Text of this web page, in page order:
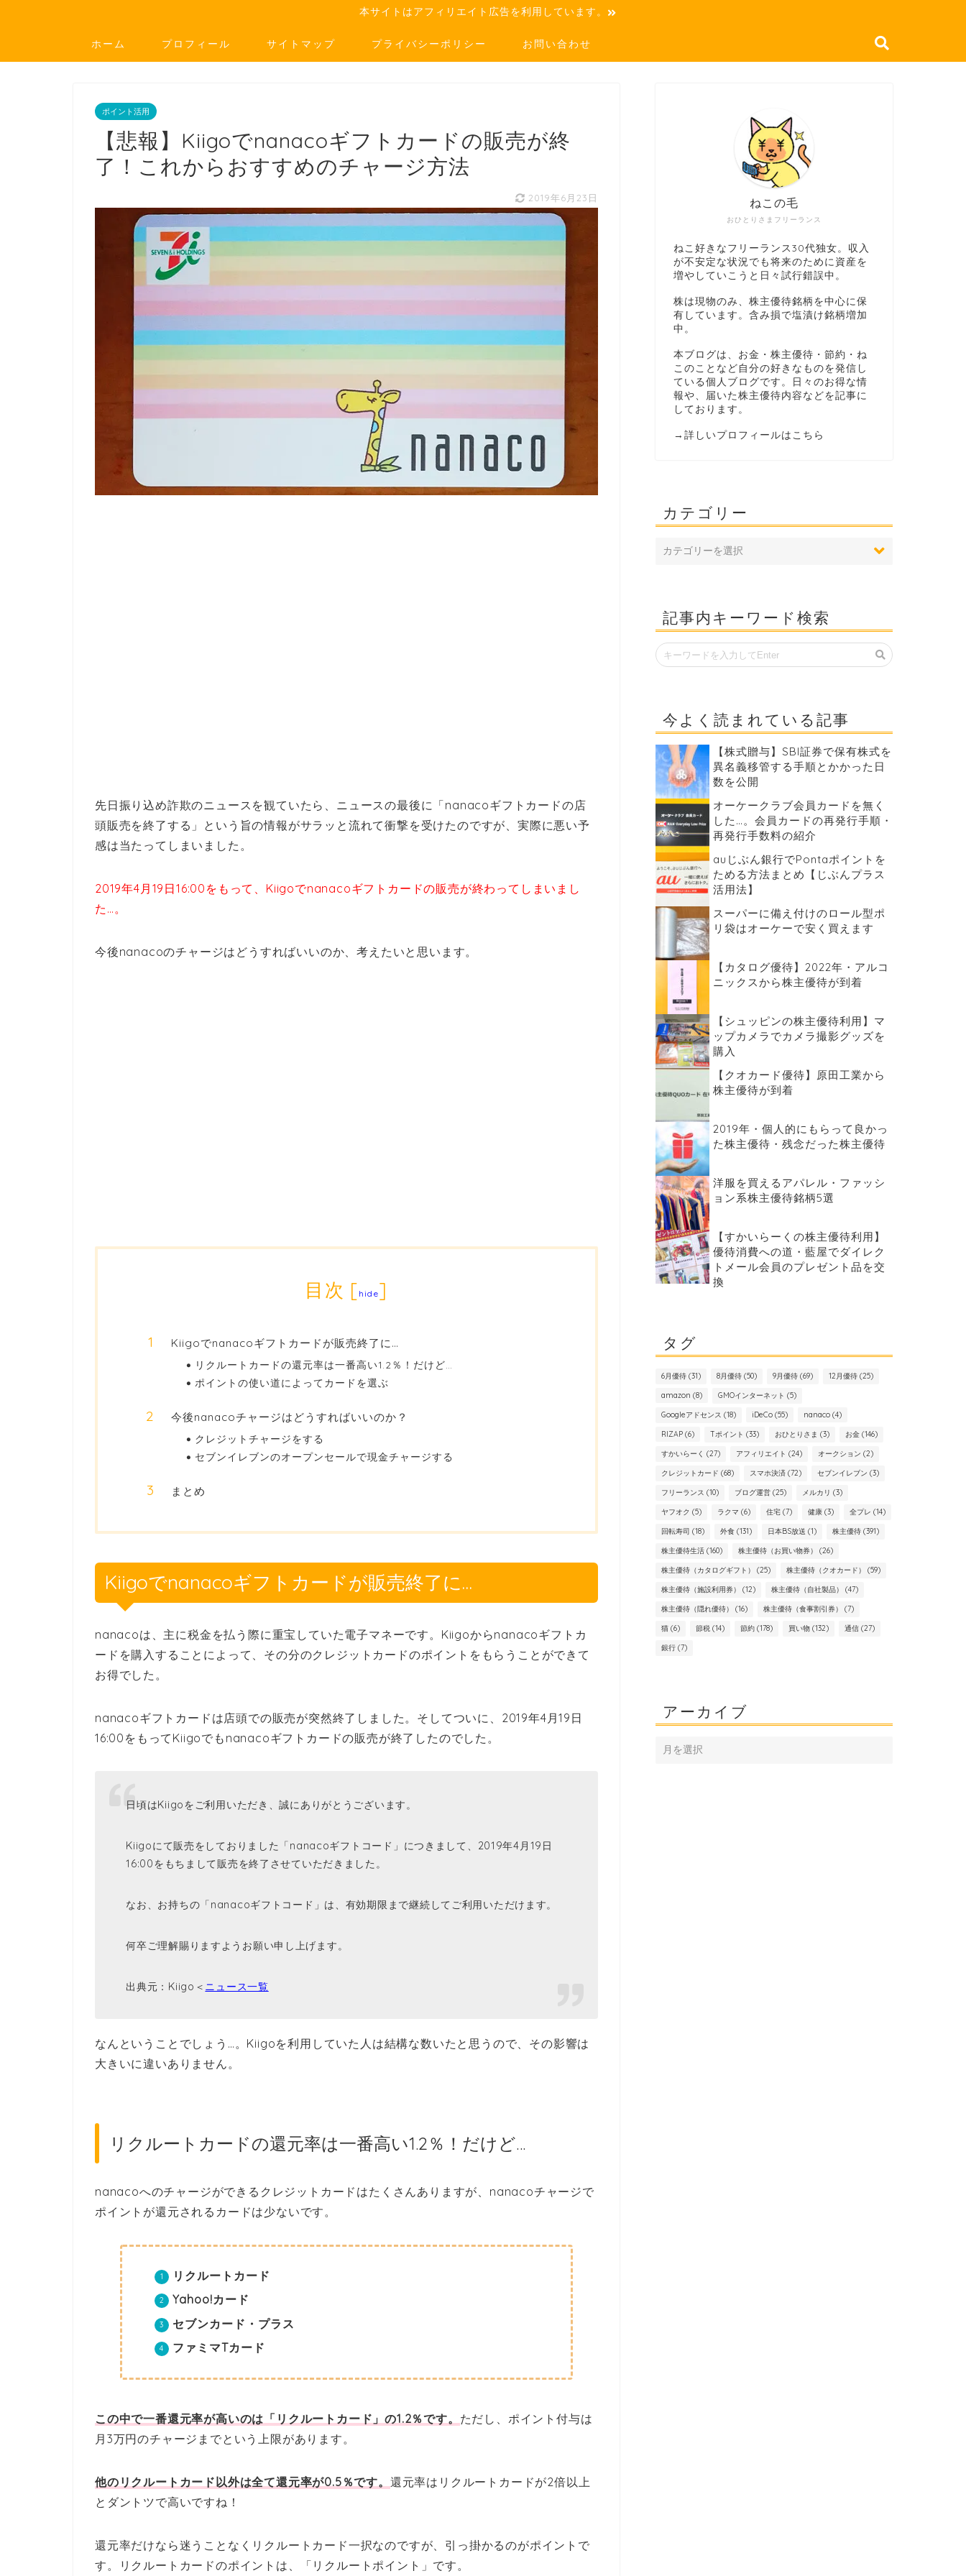
本サイトはアフィリエイト広告を利用しています。
ホーム プロフィール サイトマップ プライバシーポリシー お問い合わせ
ポイント活用
【悲報】Kiigoでnanacoギフトカードの販売が終
了！これからおすすめのチャージ方法
2019年6月23日
先日振り込め詐欺のニュースを観ていたら、ニュースの最後に「nanacoギフトカードの店
頭販売を終了する」という旨の情報がサラッと流れて衝撃を受けたのですが、実際に悪い予
感は当たってしまいました。
2019年4月19日16:00をもって、Kiigoでnanacoギフトカードの販売が終わってしまいまし
た…。
今後nanacoのチャージはどうすればいいのか、考えたいと思います。
目次 [ hide]
Kiigoでnanacoギフトカードが販売終了に…
リクルートカードの還元率は一番高い1.2％！だけど…
ポイントの使い道によってカードを選ぶ
今後nanacoチャージはどうすればいいのか？
クレジットチャージをする
セブンイレブンのオープンセールで現金チャージする
まとめ
Kiigoでnanacoギフトカードが販売終了に…
nanacoは、主に税金を払う際に重宝していた電子マネーです。Kiigoからnanacoギフトカ
ードを購入することによって、その分のクレジットカードのポイントをもらうことができて
お得でした。
nanacoギフトカードは店頭での販売が突然終了しました。そしてついに、2019年4月19日
16:00をもって Kiigoでもnanacoギフトカードの販売が終了したのでした 。
日頃はKiigoをご利用いただき、誠にありがとうございます。
Kiigoにて販売をしておりました「nanacoギフトコード」につきまして、2019年4月19日
16:00をもちまして販売を終了させていただきました。
なお、お持ちの「nanacoギフトコード」は、有効期限まで継続してご利用いただけます。
何卒ご理解賜りますようお願い申し上げます。
出典元：Kiigo＜ ニュース一覧
なんということでしょう…。Kiigoを利用していた人は結構な数いたと思うので、その影響は
大きいに違いありません。
リクルートカードの還元率は一番高い1.2％！だけど…
nanacoへのチャージができるクレジットカードはたくさんありますが、nanacoチャージで
ポイントが還元されるカードは少ないです。
リクルートカード
Yahoo!カード
セブンカード・プラス
ファミマTカード
この中で一番還元率が高いのは「リクルートカード」の1.2％です。 ただし、ポイント付与は
月3万円のチャージまでという上限があります。
他のリクルートカード以外は全て還元率が0.5％です。 還元率はリクルートカードが2倍以上
とダントツで高いですね！
還元率だけなら迷うことなくリクルートカード一択なのですが、引っ掛かるのがポイントで
す。リクルートカードのポイントは、「リクルートポイント」です。
おひとりさまフリーランス
ねこの毛
ねこ好きなフリーランス30代独女。収入
が不安定な状況でも将来のために資産を
増やしていこうと日々試行錯誤中。
株は現物のみ、株主優待銘柄を中心に保
有しています。含み損で塩漬け銘柄増加
中。
本ブログは、お金・株主優待・節約・ね
このことなど自分の好きなものを発信し
ている個人ブログです。日々のお得な情
報や、届いた株主優待内容などを記事に
しております。
→ 詳しいプロフィールはこちら
カテゴリー
記事内キーワード検索
今よく読まれている記事
【株式贈与】SBI証券で保有株式を
異名義移管する手順とかかった日
数を公開
オーケークラブ会員カードを無く
した…。会員カードの再発行手順・
再発行手数料の紹介
auじぶん銀行でPontaポイントを
ためる方法まとめ【じぶんプラス
活用法】
スーパーに備え付けのロール型ポ
リ袋はオーケーで安く買えます
【カタログ優待】2022年・アルコ
ニックスから株主優待が到着
【シュッピンの株主優待利用】マ
ップカメラでカメラ撮影グッズを
購入
【クオカード優待】原田工業から
株主優待が到着
2019年・個人的にもらって良かっ
た株主優待・残念だった株主優待
洋服を買えるアパレル・ファッシ
ョン系株主優待銘柄5選
【すかいらーくの株主優待利用】
優待消費への道・藍屋でダイレク
トメール会員のプレゼント品を交
換
タグ
6月優待(31) 8月優待(50) 9月優待(69) 12月優待(25)
amazon (8) GMOインターネット (5)
Googleアドセンス (18) iDeCo(55) nanaco(4)
RIZAP(6) Tポイント (33) おひとりさま (3) お金(146)
すかいらーく (27) アフィリエイト (24) オークション (2)
クレジットカード (68) スマホ決済(72) セブンイレブン (3)
フリーランス (10) ブログ運営(25) メルカリ (3)
ヤフオク (5) ラクマ (6) 住宅(7) 健康(3) 全プレ (14)
回転寿司 (18) 外食(131) 日本BS放送 (1) 株主優待(391)
株主優待生活(160) 株主優待（お買い物券） (26)
株主優待（カタログギフト） (25) 株主優待（クオカード） (59)
株主優待（施設利用券） (12) 株主優待（自社製品） (47)
株主優待（隠れ優待） (16) 株主優待（食事割引券） (7)
猫(6) 節税(14) 節約(178) 買い物(132) 通信(27)
銀行(7)
アーカイブ